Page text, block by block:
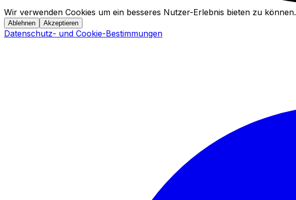
Wir verwenden Cookies um ein besseres Nutzer-Erlebnis bieten zu können.
Ablehnen Akzeptieren
Datenschutz- und Cookie-Bestimmungen